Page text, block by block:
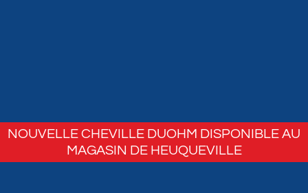
NOUVELLE CHEVILLE DUOHM DISPONIBLE AU
MAGASIN DE HEUQUEVILLE